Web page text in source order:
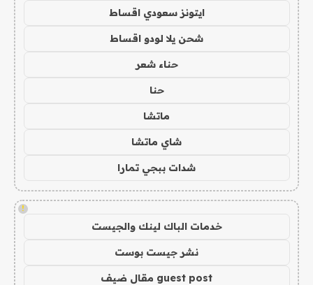
ايتونز سعودي اقساط
شحن يلا لودو اقساط
حناء شعر
حنا
ماتشا
شاي ماتشا
شدات ببجي تمارا
!
خدمات الباك لينك والجيست
نشر جيست بوست
guest post مقال ضيف